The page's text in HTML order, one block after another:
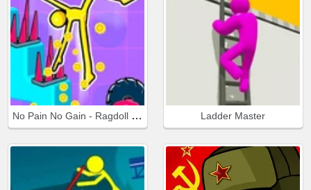
No Pain No Gain - Ragdoll Sandbox Ladder Master